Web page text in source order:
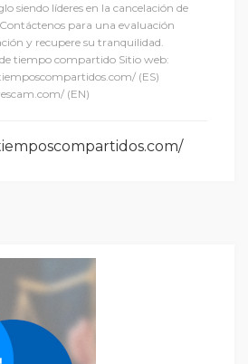
siendo líderes en la cancelación de
para una evaluación
y recupere su tranquilidad.
tiempo compartido Sitio web:
(ES)
(EN)